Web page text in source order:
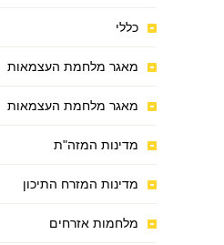
כללי
מאגר מלחמת העצמאות
מאגר מלחמת העצמאות
מדינות המזה"ת
מדינות המזרח התיכון
מלחמות אזרחים